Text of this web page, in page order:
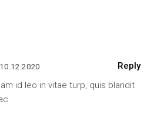
10.12.2020
Reply
id leo in vitae turp, quis blandit